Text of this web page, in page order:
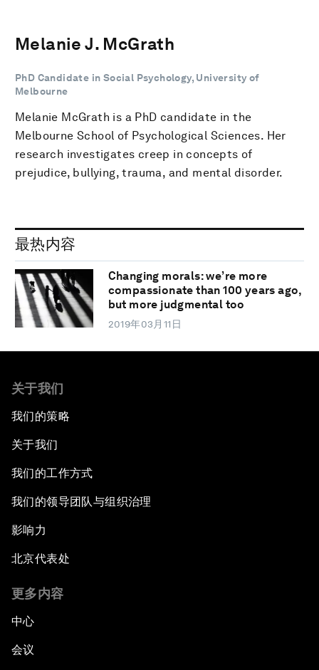
Melanie J. McGrath
PhD Candidate in Social Psychology, University of
Melbourne
Melanie McGrath is a PhD candidate in the
Melbourne School of Psychological Sciences. Her
research investigates creep in concepts of
prejudice, bullying, trauma, and mental disorder.
最热内容
Changing morals: we’re more
compassionate than 100 years ago,
but more judgmental too
2019年03月11日
关于我们
我们的策略
关于我们
我们的工作方式
我们的领导团队与组织治理
影响力
北京代表处
更多内容
中心
会议